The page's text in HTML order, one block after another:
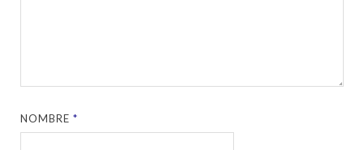
NOMBRE*